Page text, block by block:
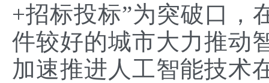
+招标投标”为突破口，
件较好的城市大力推动
加速推进人工智能技术